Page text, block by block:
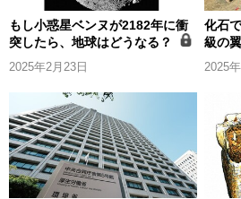
もし小惑星ベンヌが2182年に衝
突したら、地球はどうなる？
2025年2月23日
化石
級の
2025